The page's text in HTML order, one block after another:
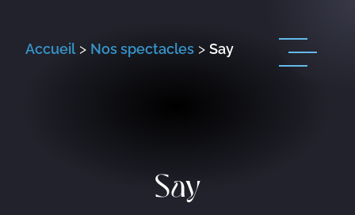
Accueil> Nos spectacles > Say
Say